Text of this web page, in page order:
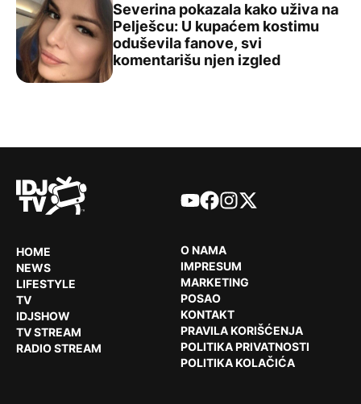
Severina pokazala kako uživa na Pelješcu: U
Severina pokazala kako uživa na
Pelješcu: U kupaćem kostimu
oduševila fanove, svi
komentarišu njen izgled
HOME
NEWS
LIFESTYLE
TV
IDJSHOW
TV STREAM
RADIO STREAM
YouTube
Facebook
Instagram
X
O NAMA
IMPRESUM
MARKETING
POSAO
KONTAKT
PRAVILA KORIŠĆENJA
POLITIKA PRIVATNOSTI
POLITIKA KOLAČIĆA